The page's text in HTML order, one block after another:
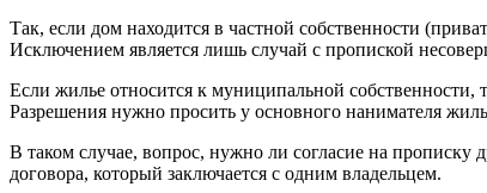
Так, если дом находится в частной собственности
Исключением является лишь случай с пропиской
Если жилье относится к муниципальной
Разрешения нужно просить у основного нанимателя
В таком случае, вопрос, нужно ли согласие на прописку
договора, который заключается с одним владельцем.